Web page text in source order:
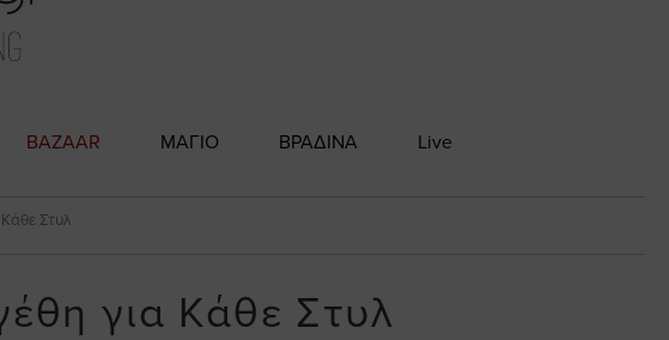
BAZAAR ΜΑΓΙΟ ΒΡΑΔΙΝΑ Live
Στυλ
για Κάθε Στυλ